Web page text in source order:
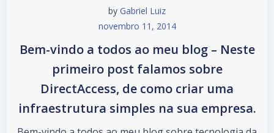
by Gabriel Luiz
novembro 11, 2014
Bem-vindo a todos ao meu blog – Neste
primeiro post falamos sobre
DirectAccess, de como criar uma
infraestrutura simples na sua empresa.